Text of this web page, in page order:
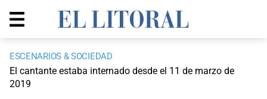
ESCENARIOS & SOCIEDAD
El cantante estaba internado desde el 11 de marzo de
2019